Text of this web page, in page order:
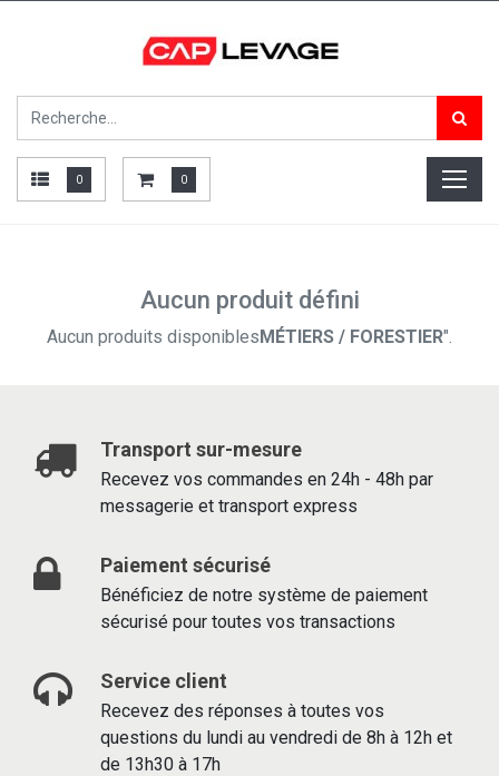
0 0
Aucun produit défini
Aucun produits disponiblesMÉTIERS / FORESTIER".
Transport sur-mesure
Recevez vos commandes en 24h - 48h par
messagerie et transport express
Paiement sécurisé
Bénéficiez de notre système de paiement
sécurisé pour toutes vos transactions
Service client
Recevez des réponses à toutes vos
questions du lundi au vendredi de 8h à 12h et
de 13h30 à 17h